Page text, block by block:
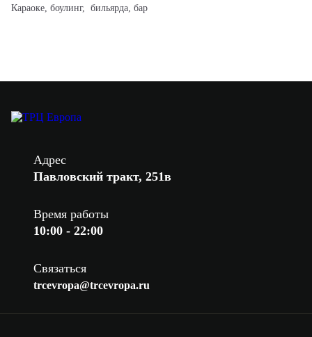
Караоке, боулинг, бильярда, бар
Адрес
Павловский тракт, 251в
Время работы
10:00 - 22:00
Связаться
trcevropa@trcevropa.ru